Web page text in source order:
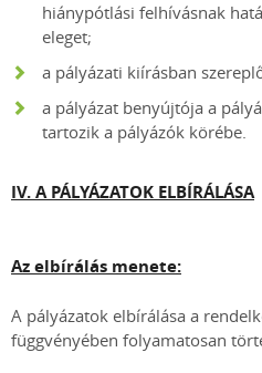
hiánypótlási felhívásnak
eleget;
a pályázati kiírásban
a pályázat benyújtója a
tartozik a pályázók körébe.
IV. A PÁLYÁZATOK ELBÍRÁLÁSA
Az elbírálás menete:
A pályázatok elbírálása a
függvényében folyamatosan